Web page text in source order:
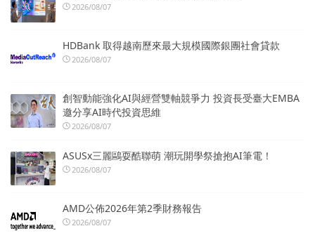
2026/08/07
HDBank 取得越南歷來最大規模國際銀團社會貸款
2026/08/07
創智動能強化AI與經營雙軸競爭力 投資長受臺大EMBA
邀分享AI時代投資思維
2026/08/07
ASUSx三麗鷗耍酷聯萌 潮玩開學祭搶抱AI筆電！
2026/08/07
AMD公佈2026年第2季財務報告
2026/08/07